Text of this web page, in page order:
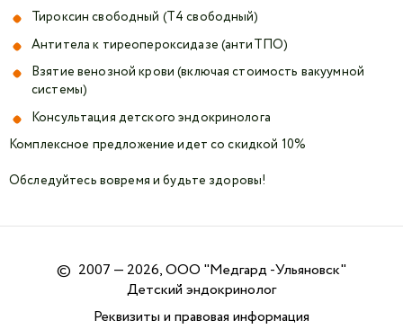
Тироксин свободный (Т4 свободный)
Антитела к тиреопероксидазе (антиТПО)
Взятие венозной крови (включая стоимость вакуумной
системы)
Консультация детского эндокринолога
Комплексное предложение идет со скидкой 10%
Обследуйтесь вовремя и будьте здоровы!
© 2007 — 2026, ООО "Медгард -Ульяновск"
Детский эндокринолог
Реквизиты и правовая информация